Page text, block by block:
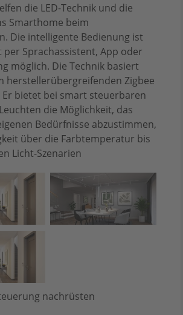
die LED-Technik und die
Smarthome beim
Die intelligente Bedienung ist
Sprachassistent, App oder
möglich. Die Technik basiert
herstellerübergreifenden Zigbee
Er bietet bei smart steuerbaren
die Möglichkeit, das
Bedürfnisse abzustimmen,
über die Farbtemperatur bis
Licht-Szenarien
nachrüsten